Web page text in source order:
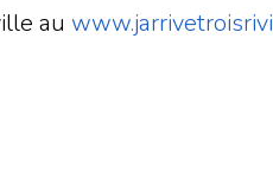
au